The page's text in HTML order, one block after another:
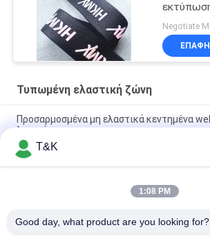
ζωνών
Negotiate
ΕΠΑΦΉ
Τυπωμένη ελαστική ζώνη
Προσαρμοσμένα μη ελαστικά κεντημένα
λουριά
Ζωηρόχρωμη νάυλον 5cm τυπωμένη
λογότυπων
Υφαμένα νάυλον Jacquard ελαστικά
T&K
1:08 PM
Good day, what product are you looking for?